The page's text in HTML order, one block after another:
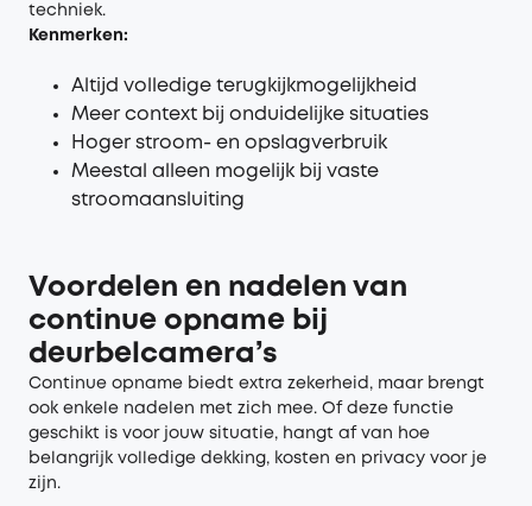
techniek.
Kenmerken:
Altijd volledige terugkijkmogelijkheid
Meer context bij onduidelijke situaties
Hoger stroom- en opslagverbruik
Meestal alleen mogelijk bij vaste
stroomaansluiting
Voordelen en nadelen van
continue opname bij
deurbelcamera’s
Continue opname biedt extra zekerheid, maar brengt
ook enkele nadelen met zich mee. Of deze functie
geschikt is voor jouw situatie, hangt af van hoe
belangrijk volledige dekking, kosten en privacy voor je
zijn.